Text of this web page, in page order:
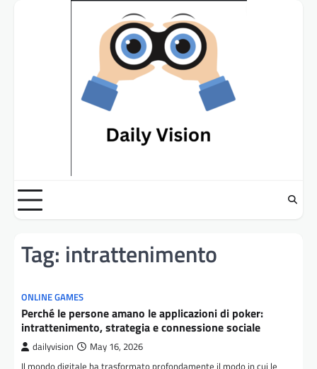
Tag: intrattenimento
ONLINE GAMES
Perché le persone amano le applicazioni di poker:
intrattenimento, strategia e connessione sociale
dailyvision May 16, 2026
Il mondo digitale ha trasformato profondamente il modo in cui le